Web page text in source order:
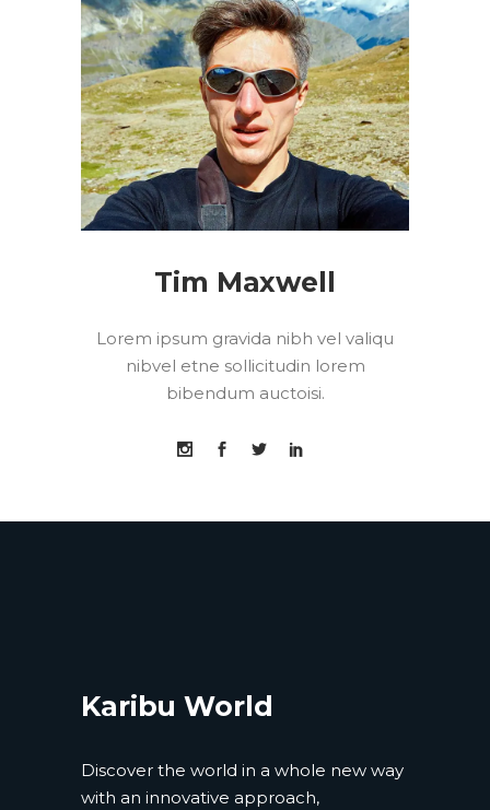
Tim Maxwell
Lorem ipsum gravida nibh vel valiqu
nibvel etne sollicitudin lorem
bibendum auctoisi.
Karibu World
Discover the world in a whole new way
with an innovative approach,